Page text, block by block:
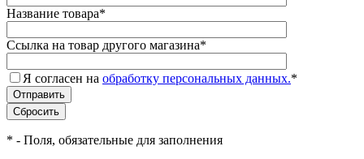
Название товара*
Ссылка на товар другого магазина*
Я согласен на обработку персональных данных.*
* - Поля, обязательные для заполнения